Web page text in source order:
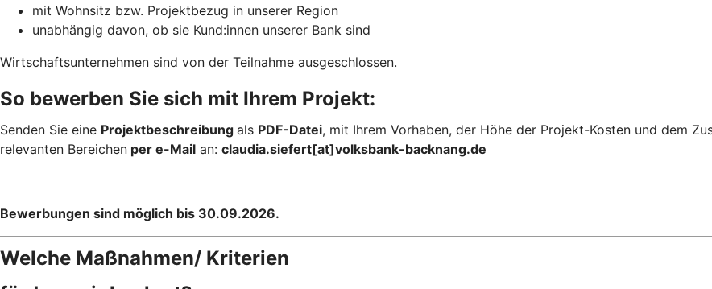
mit Wohnsitz bzw. Projektbezug in unserer Region
unabhängig davon, ob sie Kund:innen unserer Bank sind
Wirtschaftsunternehmen sind von der Teilnahme ausgeschlossen.
So bewerben Sie sich mit Ihrem Projekt:
Senden Sie eine Projektbeschreibung als PDF-Datei, mit Ihrem Vorhaben, der Höhe der Projekt-Kosten und dem
relevanten Bereichen per e-Mail an: claudia.siefert[at]volksbank-backnang.de
Bewerbungen sind möglich bis 30.09.2026.
Welche Maßnahmen/ Kriterien